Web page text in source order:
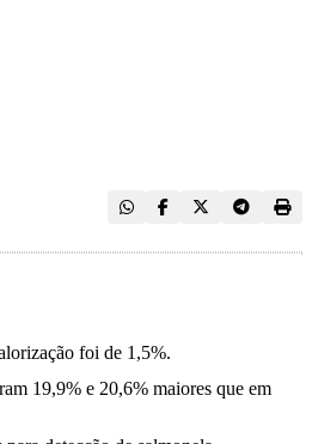
foi de 1,5%.
19,9% e 20,6% maiores que em